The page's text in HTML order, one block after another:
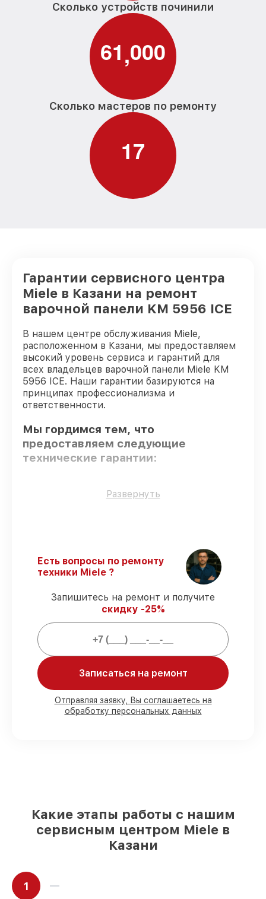
Сколько устройств починили
61,000
Сколько мастеров по ремонту
17
Гарантии сервисного центра
Miele в Казани на ремонт
варочной панели KM 5956 ICE
В нашем центре обслуживания Miele,
расположенном в Казани, мы предоставляем
высокий уровень сервиса и гарантий для
всех владельцев варочной панели Miele KM
5956 ICE. Наши гарантии базируются на
принципах профессионализма и
ответственности.
Мы гордимся тем, что
предоставляем следующие
технические гарантии:
Оригинальные детали– гарантируем
Точное соблюдение сроков
–
соблюдаем сроки восстановления
согласованные с клиентом.
Сервис с гарантией– предоставляем
официальное гарантийное
сопровождение после починки.
Мы гарантируем:
80%работ в присутствии заказчика
90%комплектующих для варочных
Развернуть
Есть вопросы по ремонту
техники Miele ?
Запишитесь на ремонт и получите
скидку -25%
Записаться на ремонт
Отправляя заявку, Вы соглашаетесь на
обработку персональных данных
Какие этапы работы с нашим
сервисным центром Miele в
Казани
1